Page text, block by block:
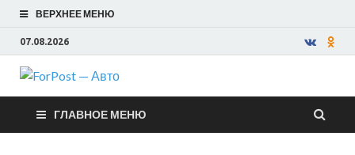
ВЕРХНЕЕ МЕНЮ
07.08.2026
ForPost —
Авто
ГЛАВНОЕ МЕНЮ